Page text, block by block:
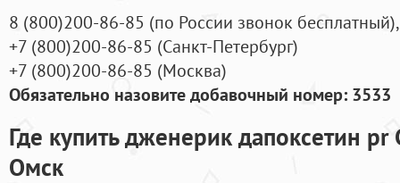
8 (800)200-86-85 (по России звонок бесплатный),
+7 (800)200-86-85 (Санкт-Петербург)
+7 (800)200-86-85 (Москва)
Обязательно назовите добавочный номер: 3533
Где купить дженерик дапоксетин pr
Омск